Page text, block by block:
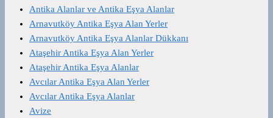
Antika Alanlar ve Antika Eşya Alanlar
Arnavutköy Antika Eşya Alan Yerler
Arnavutköy Antika Eşya Alanlar Dükkanı
Ataşehir Antika Eşya Alan Yerler
Ataşehir Antika Eşya Alanlar
Avcılar Antika Eşya Alan Yerler
Avcılar Antika Eşya Alanlar
Avize